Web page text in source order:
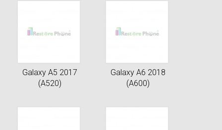
Galaxy A5 2017
(A520)
Galaxy A6 2018
(A600)